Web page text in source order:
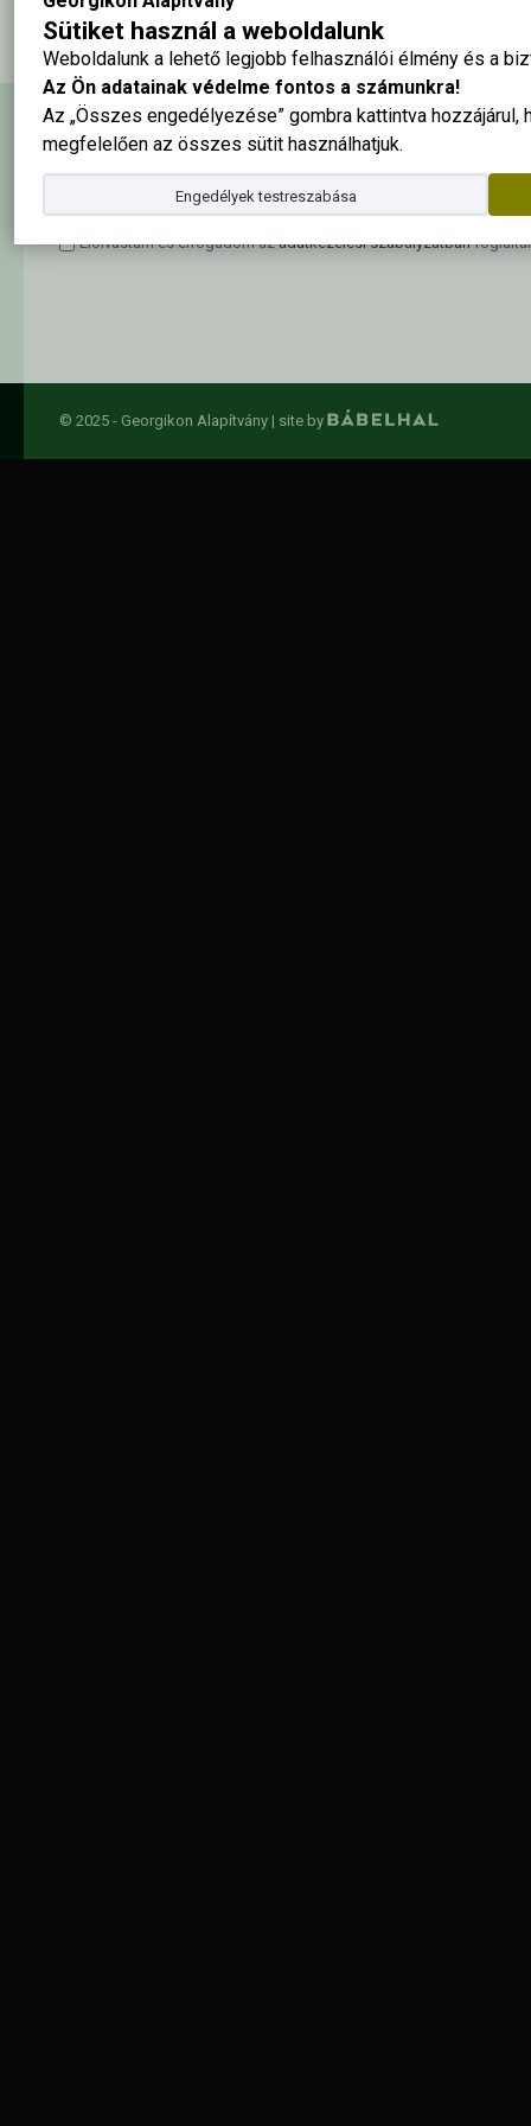
Sütiket használ a weboldalunk
Weboldalunk a lehető legjobb felhasználói élmény és a
Az Ön adatainak védelme fontos a számunkra!
Az „Összes engedélyezése” gombra kattintva hozzájárul,
megfelelően az összes sütit használhatjuk.
Engedélyek testreszabása
Hírlevél feliratkozás
Elolvastam és elfogadom azadatkezelési szabályzatban
© 2025 - Georgikon Alapítvány | site by